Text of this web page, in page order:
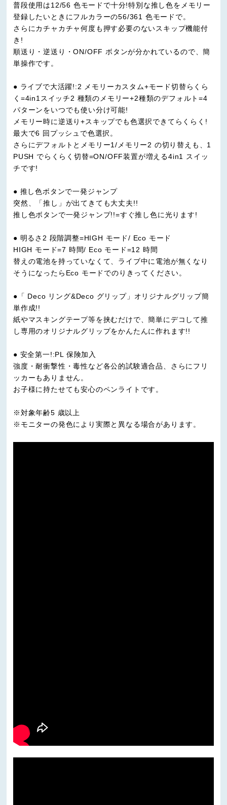
普段使用は12/56 色モードで十分!特別な推し色をメモリー
登録したいときにフルカラーの56/361 色モードで。
さらにカチャカチャ何度も押す必要のないスキップ機能付
き!
順送り・逆送り・ON/OFF ボタンが分かれているので、簡
単操作です。
● ライブで大活躍!:2 メモリーカスタム+モード切替らくら
く=4in1スイッチ2 種類のメモリー+2種類のデフォルト=4
パターンをいつでも使い分け可能!
メモリー時に逆送り+スキップでも色選択できてらくらく!
最大で6 回プッシュで色選択。
さらにデフォルトとメモリー1/メモリー2 の切り替えも、1
PUSH でらくらく切替=ON/OFF装置が増える4in1 スイッ
チです!
● 推し色ボタンで一発ジャンプ
突然、「推し」が出てきても大丈夫!!
推し色ボタンで一発ジャンプ!!=すぐ推し色に光ります!
● 明るさ2 段階調整=HIGH モード/ Eco モード
HIGH モード=7 時間/ Eco モード=12 時間
替えの電池を持っていなくて、ライブ中に電池が無くなり
そうになったらEco モードでのりきってください。
●「 Deco リング&Deco グリップ」オリジナルグリップ簡
単作成!!
紙やマスキングテープ等を挟むだけで、簡単にデコして推
し専用のオリジナルグリップをかんたんに作れます!!
● 安全第一!:PL 保険加入
強度・耐衝撃性・毒性など各公的試験適合品、さらにフリ
ッカーもありません。
お子様に持たせても安心のペンライトです。
※対象年齢5 歳以上
※モニターの発色により実際と異なる場合があります。